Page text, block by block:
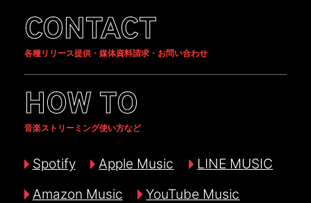
CONTACT
各種リリース提供・媒体資料請求・お問い合わせ
HOW TO
音楽ストリーミング使い方など
Spotify Apple Music
LINE MUSIC
Amazon Music
YouTube Music